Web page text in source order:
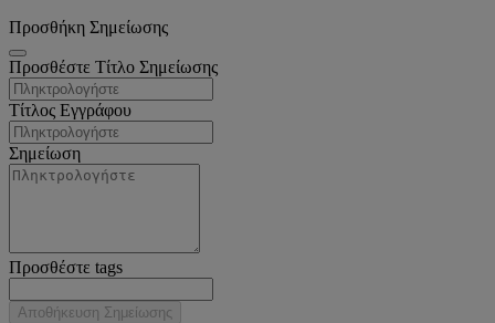
Προσθήκη Σημείωσης
Προσθέστε Τίτλο Σημείωσης
Τίτλος Εγγράφου
Σημείωση
Προσθέστε tags
Αποθήκευση Σημείωσης